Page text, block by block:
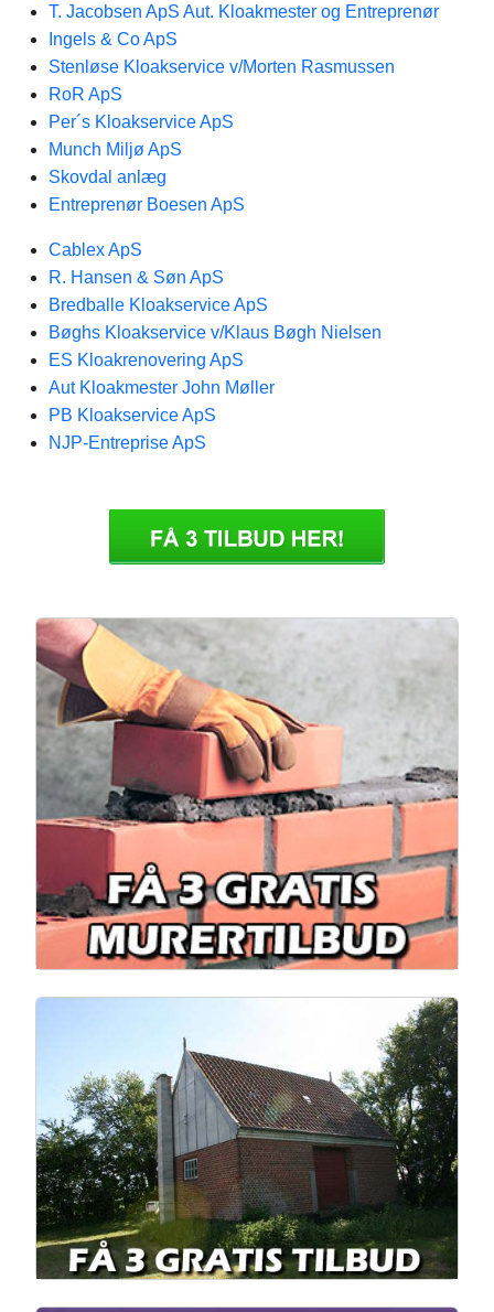
T. Jacobsen ApS Aut. Kloakmester og Entreprenør
Ingels & Co ApS
Stenløse Kloakservice v/Morten Rasmussen
RoR ApS
Per´s Kloakservice ApS
Munch Miljø ApS
Skovdal anlæg
Entreprenør Boesen ApS
Cablex ApS
R. Hansen & Søn ApS
Bredballe Kloakservice ApS
Bøghs Kloakservice v/Klaus Bøgh Nielsen
ES Kloakrenovering ApS
Aut Kloakmester John Møller
PB Kloakservice ApS
NJP-Entreprise ApS